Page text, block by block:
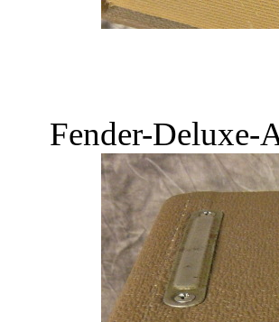
Fender-Deluxe-